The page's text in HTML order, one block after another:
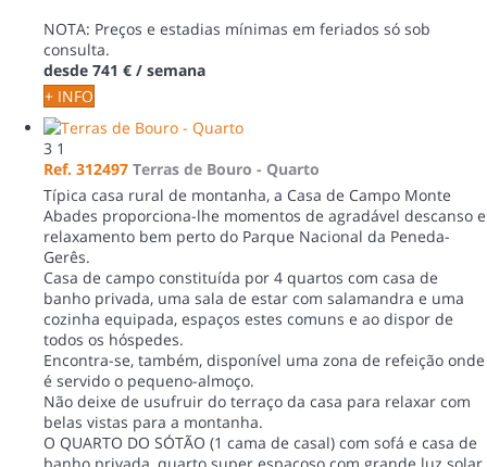
NOTA: Preços e estadias mínimas em feriados só sob
consulta.
desde 741 € / semana
+ INFO
3 1
Ref. 312497 Terras de Bouro - Quarto
Típica casa rural de montanha, a Casa de Campo Monte
Abades proporciona-lhe momentos de agradável descanso e
relaxamento bem perto do Parque Nacional da Peneda-
Gerês.
Casa de campo constituída por 4 quartos com casa de
banho privada, uma sala de estar com salamandra e uma
cozinha equipada, espaços estes comuns e ao dispor de
todos os hóspedes.
Encontra-se, também, disponível uma zona de refeição onde
é servido o pequeno-almoço.
Não deixe de usufruir do terraço da casa para relaxar com
belas vistas para a montanha.
O QUARTO DO SÓTÃO (1 cama de casal) com sofá e casa de
banho privada, quarto super espaçoso com grande luz solar